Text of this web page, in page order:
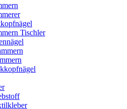
Tischler